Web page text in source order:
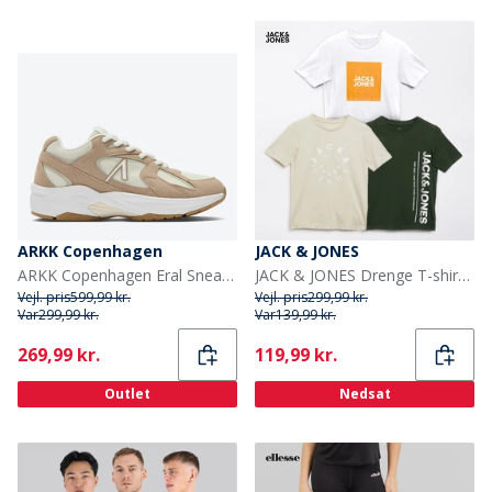
ARKK Copenhagen
ARKK Copenhagen Eral Sneakers Beige/Hvid Beige White
Vejl. pris599,99 kr.
Var299,99 kr.
Current
269,99 kr.
Outlet
JACK & JONES
JACK & JONES Drenge T-shirts Jason 3-pak Sort
Vejl. pris299,99 kr.
Var139,99 kr.
Current
119,99 kr.
Nedsat